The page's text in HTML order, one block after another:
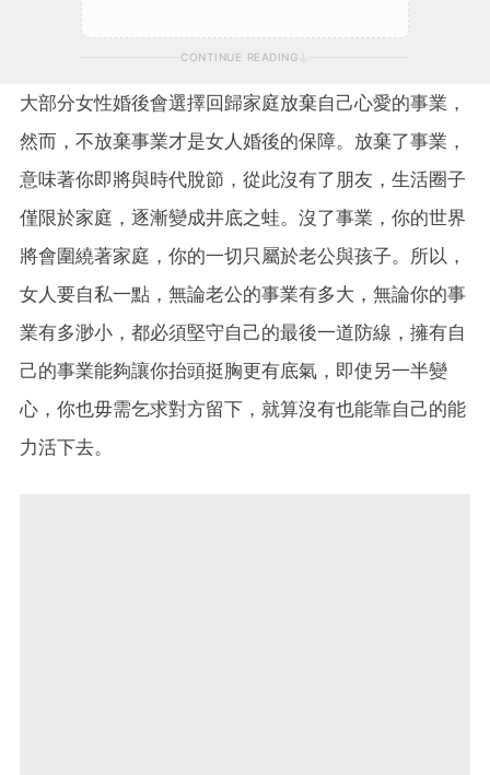
CONTINUE READING
大部分女性婚後會選擇回歸家庭放棄自己心愛的事業，
然而，不放棄事業才是女人婚後的保障。放棄了事業，
意味著你即將與時代脫節，從此沒有了朋友，生活圈子
僅限於家庭，逐漸變成井底之蛙。沒了事業，你的世界
將會圍繞著家庭，你的一切只屬於老公與孩子。所以，
女人要自私一點，無論老公的事業有多大，無論你的事
業有多渺小，都必須堅守自己的最後一道防線，擁有自
己的事業能夠讓你抬頭挺胸更有底氣，即使另一半變
心，你也毋需乞求對方留下，就算沒有也能靠自己的能
力活下去。